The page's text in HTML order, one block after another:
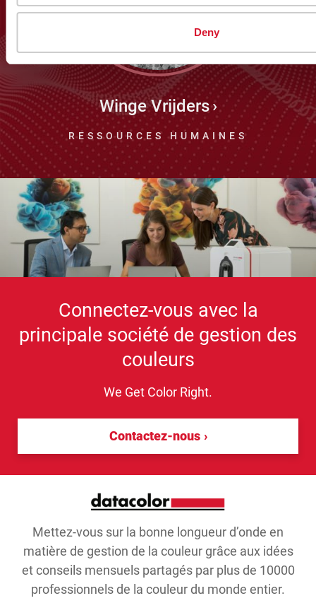
Deny
Winge Vrijders
RESSOURCES HUMAINES
Connectez-vous avec la
principale société de gestion des
couleurs
We Get Color Right.
Contactez-nous
Mettez-vous sur la bonne longueur d’onde en
matière de gestion de la couleur grâce aux idées
et conseils mensuels partagés par plus de 10000
professionnels de la couleur du monde entier.